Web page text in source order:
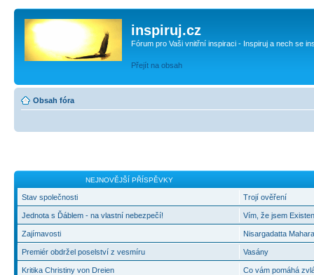
inspiruj.cz
Fórum pro Vaši vnitřní inspiraci - Inspiruj a nech se
Přejít na obsah
Obsah fóra
NEJNOVĚJŠÍ PŘÍSPĚVKY
Stav společnosti
Jednota s Ďáblem - na vlastní nebezpečí!
Zajímavosti
Premiér obdržel poselství z vesmíru
Kritika Christiny von Dreien
Trojí ověření
Vím, že jsem
Nisargadatta
Vasány
Co vám pomáhá